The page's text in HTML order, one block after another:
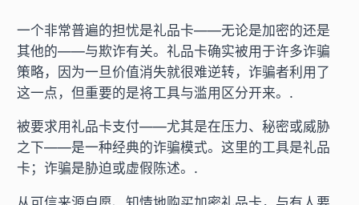
一个非常普遍的担忧是礼品卡——无论是加密的还是
其他的——与欺诈有关。礼品卡确实被用于许多诈骗
策略，因为一旦价值消失就很难逆转，诈骗者利用了
这一点，但重要的是将工具与滥用区分开来。.
被要求用礼品卡支付——尤其是在压力、秘密或威胁
之下——是一种经典的诈骗模式。这里的工具是礼品
卡；诈骗是胁迫或虚假陈述。.